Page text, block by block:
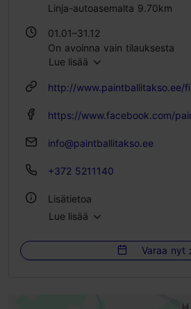
Linja-autoasemalta 9.70km
01.01–31.12
On avoinna vain tilauksesta
Lue lisää
http://www.paintballitakso.ee/
https://www.facebook.com/
info@paintballitakso.ee
+372 5211140
Lisätietoa
Lue lisää
Varaa nyt